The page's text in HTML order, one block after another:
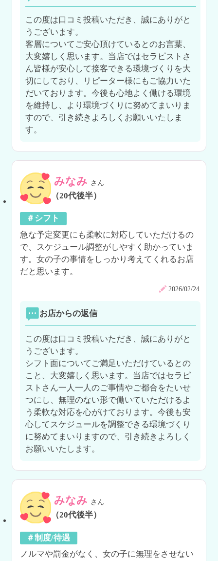
この度は口コミ投稿いただき、誠にありがと
うございます。
客層についてご安心頂けているとのお言葉、
大変嬉しく思います。当店ではセラピストさ
ん皆様が安心して接客できる環境づくりを大
切にしており、リピーター様にもご協力いた
だいております。今後も心地よく働ける環境
を維持し、より環境づくりに努めてまいりま
すので、引き続きよろしくお願いいたしま
す。
みなみ さん
（20代後半）
＃シフト
急な予定変更にも柔軟に対応していただけるの
で、スケジュール調整がしやすく助かっていま
す。女の子の事情をしっかり考えてくれるお店
だと思います。
2026/02/24
お店からの返信
この度は口コミ投稿いただき、誠にありがと
うございます。
シフト面についてご満足いただけているとの
こと、大変嬉しく思います。当店ではセラピ
ストさん一人一人のご事情やご都合をたいせ
つにし、無理のない形で働いていただけるよ
う柔軟な対応を心がけております。今後も安
心してスケジュールを調整できる環境づくり
に努めてまいりますので、引き続きよろしく
お願いいたします。
みなみ さん
（20代後半）
＃制度/待遇
ノルマや罰金がなく、女の子に無理をさせない